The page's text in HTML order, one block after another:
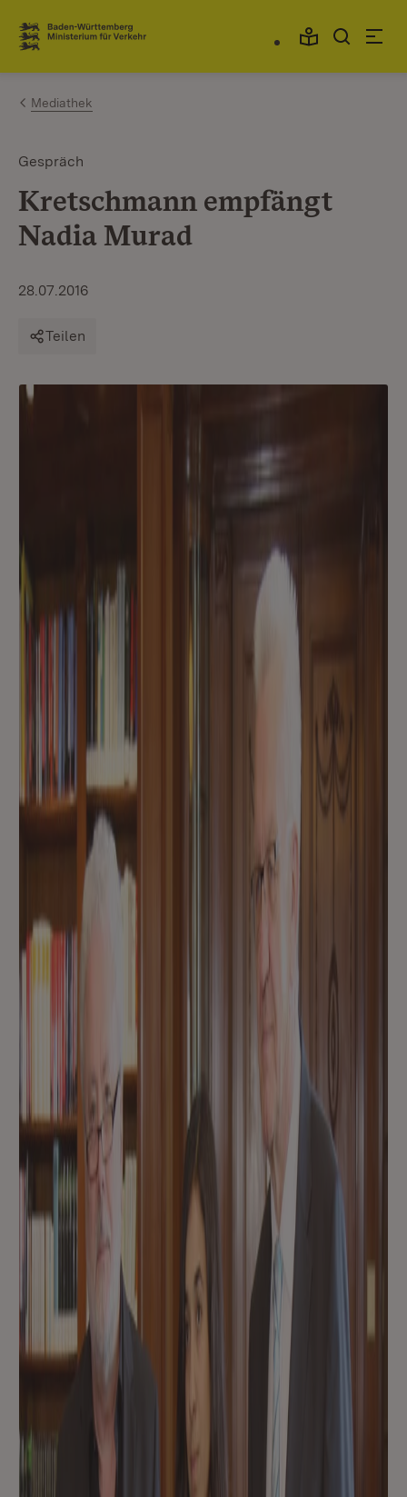
Zum Inhalt springen
Link zur Startseite
Mediathek
Gespräch
Kretschmann empfängt
Nadia Murad
28.07.2016
Teilen